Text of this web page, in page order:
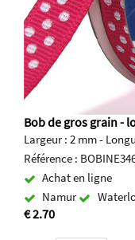
Bob de gros grain -
Largeur : 2 mm -
Référence :
Achat en ligne
Namur
€ 2.70